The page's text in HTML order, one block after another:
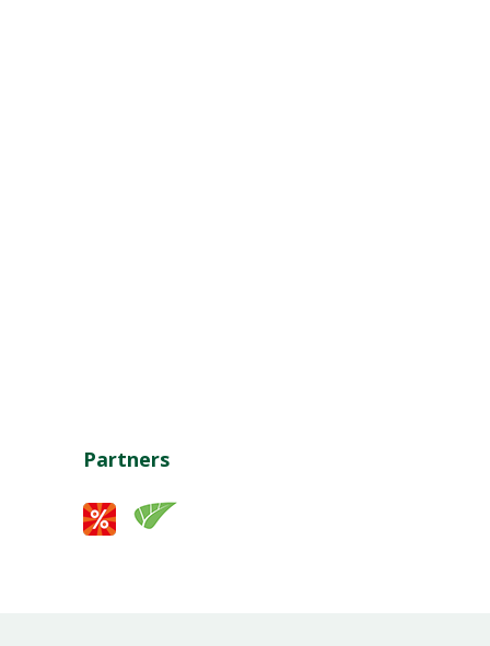
Partners